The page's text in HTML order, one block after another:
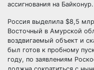
ассигнования на Байконур.
Россия выделила $8,5
Восточный в Амурской
воздвигаемый объект и
был готов к пробному
году, по заявлениям